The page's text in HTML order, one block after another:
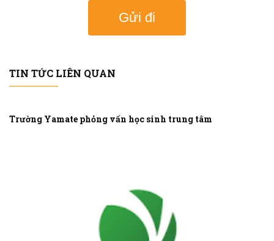
Gửi đi
TIN TỨC LIÊN QUAN
Trường Yamate phỏng vấn học sinh trung tâm